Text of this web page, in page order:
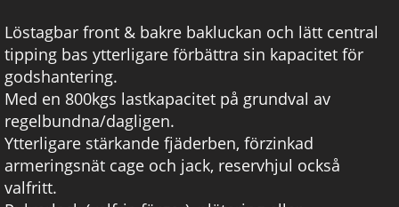
Löstagbar front & bakre bakluckan och lätt central
tipping bas ytterligare förbättra sin kapacitet för
godshantering.
Med en 800kgs lastkapacitet på grundval av
regelbundna/dagligen.
Ytterligare stärkande fjäderben, förzinkad
armeringsnät cage och jack, reservhjul också
valfritt.